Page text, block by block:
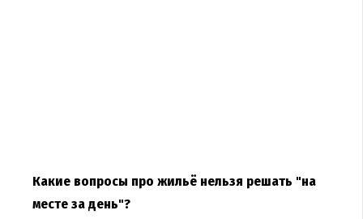
Какие вопросы про жильё нельзя решать "на
месте за день"?